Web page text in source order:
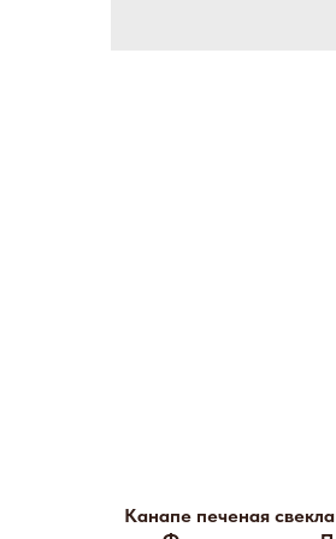
Канапе печеная